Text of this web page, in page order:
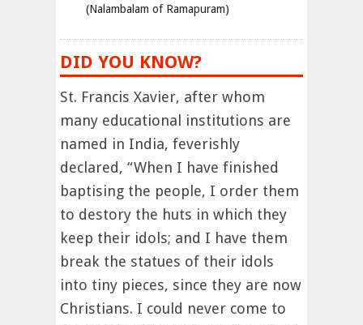
(Nalambalam of Ramapuram)
DID YOU KNOW?
St. Francis Xavier, after whom
many educational institutions are
named in India, feverishly
declared, “When I have finished
baptising the people, I order them
to destory the huts in which they
keep their idols; and I have them
break the statues of their idols
into tiny pieces, since they are now
Christians. I could never come to